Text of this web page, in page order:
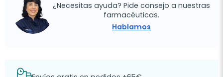
¿Necesitas ayuda? Pide consejo a nuestras
farmacéuticas.
Hablamos